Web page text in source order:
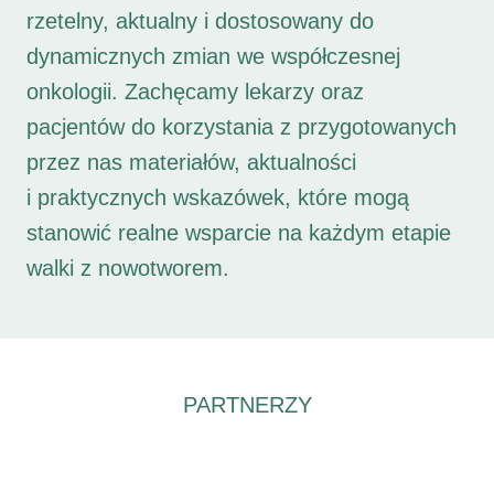
rzetelny, aktualny i dostosowany do
dynamicznych zmian we współczesnej
onkologii. Zachęcamy lekarzy oraz
pacjentów do korzystania z przygotowanych
przez nas materiałów, aktualności
i praktycznych wskazówek, które mogą
stanowić realne wsparcie na każdym etapie
walki z nowotworem.
PARTNERZY